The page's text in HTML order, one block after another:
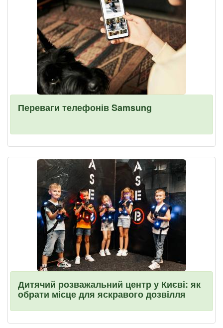
Переваги телефонів Samsung
Дитячий розважальний центр у Києві: як
обрати місце для яскравого дозвілля